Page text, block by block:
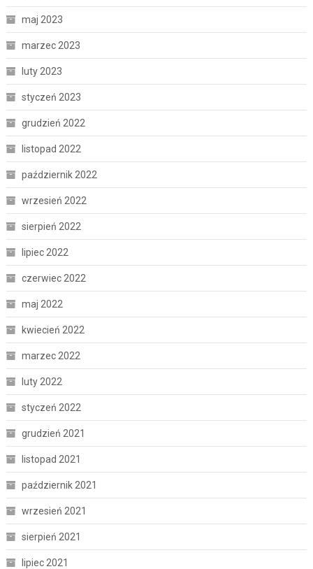
maj 2023
marzec 2023
luty 2023
styczeń 2023
grudzień 2022
listopad 2022
październik 2022
wrzesień 2022
sierpień 2022
lipiec 2022
czerwiec 2022
maj 2022
kwiecień 2022
marzec 2022
luty 2022
styczeń 2022
grudzień 2021
listopad 2021
październik 2021
wrzesień 2021
sierpień 2021
lipiec 2021